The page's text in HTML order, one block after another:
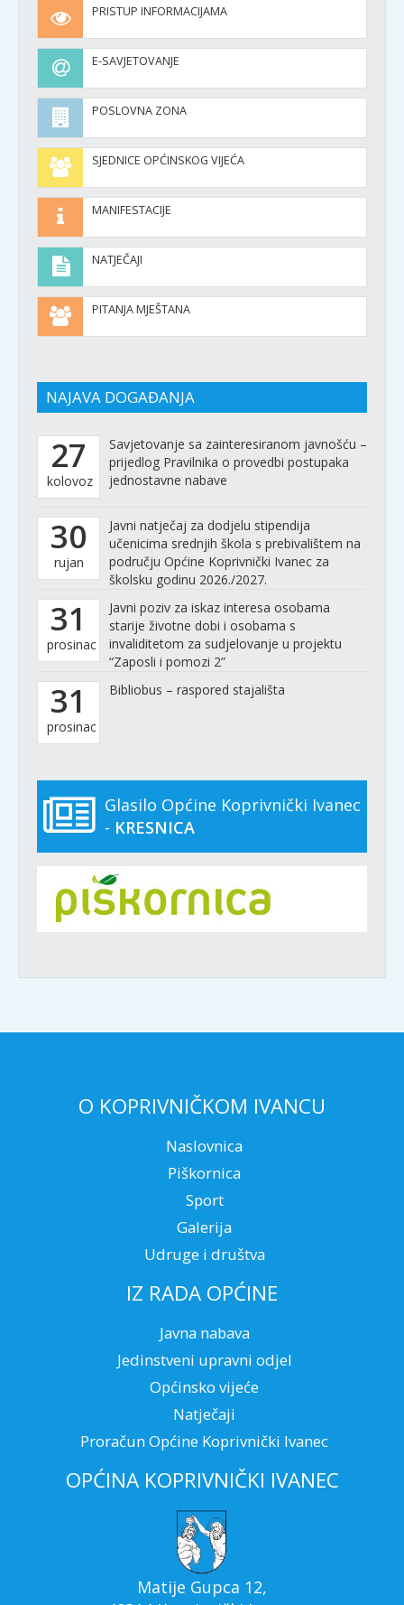
PRISTUP INFORMACIJAMA
E-SAVJETOVANJE
POSLOVNA ZONA
SJEDNICE OPĆINSKOG VIJEĆA
MANIFESTACIJE
NATJEČAJI
PITANJA MJEŠTANA
NAJAVA DOGAĐANJA
27
kolovoz
Savjetovanje sa zainteresiranom javnošću –
prijedlog Pravilnika o provedbi postupaka
jednostavne nabave
30
rujan
Javni natječaj za dodjelu stipendija
učenicima srednjih škola s prebivalištem na
području Općine Koprivnički Ivanec za
školsku godinu 2026./2027.
31
prosinac
Javni poziv za iskaz interesa osobama
starije životne dobi i osobama s
invaliditetom za sudjelovanje u projektu
“Zaposli i pomozi 2”
31
prosinac
Bibliobus – raspored stajališta
Glasilo Općine Koprivnički Ivanec
- KRESNICA
O KOPRIVNIČKOM IVANCU
Naslovnica
Piškornica
Sport
Galerija
Udruge i društva
IZ RADA OPĆINE
Javna nabava
Jedinstveni upravni odjel
Općinsko vijeće
Natječaji
Proračun Općine Koprivnički Ivanec
OPĆINA KOPRIVNIČKI IVANEC
Matije Gupca 12,